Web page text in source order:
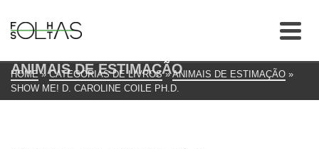
ANIMAIS DE ESTIMAÇÃO
HOME » CATEGORIAS DE LIVROS » ANIMAIS DE ESTIMAÇÃO »
SHOW ME! D. CAROLINE COILE PH.D.